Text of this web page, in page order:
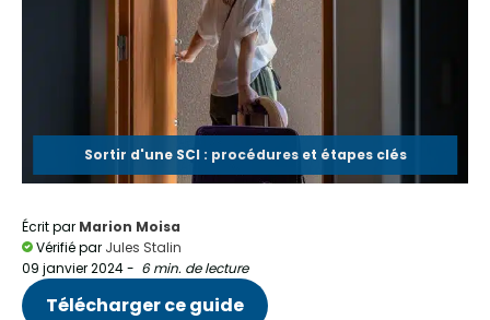
Sortir d'une SCI : procédures et étapes clés
Écrit par Marion Moisa
Vérifié par Jules Stalin
09 janvier 2024- 6 min. de lecture
Télécharger ce guide